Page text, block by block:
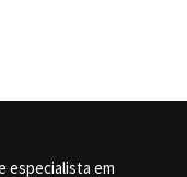
especialista em